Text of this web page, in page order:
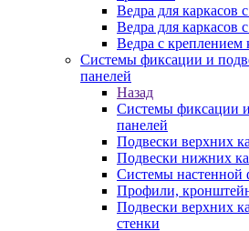
Ведра для каркасов
Ведра для
Ведра с креплением
Системы фиксации и
панелей
Назад
Системы фиксации
панелей
Подвески верхних
Подвески нижних
Системы настенной
Профили,
Подвески верхних
стенки